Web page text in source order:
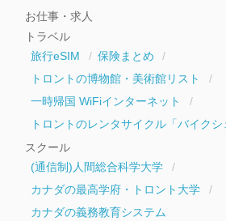
お仕事・求人
トラベル
旅行eSIM
保険まとめ
トロントの博物館・美術館リスト
一時帰国 WiFiインターネット
トロントのレンタサイクル「バイク
スクール
(通信制)人間総合科学大学
カナダの最高学府・トロント大学
カナダの義務教育システム